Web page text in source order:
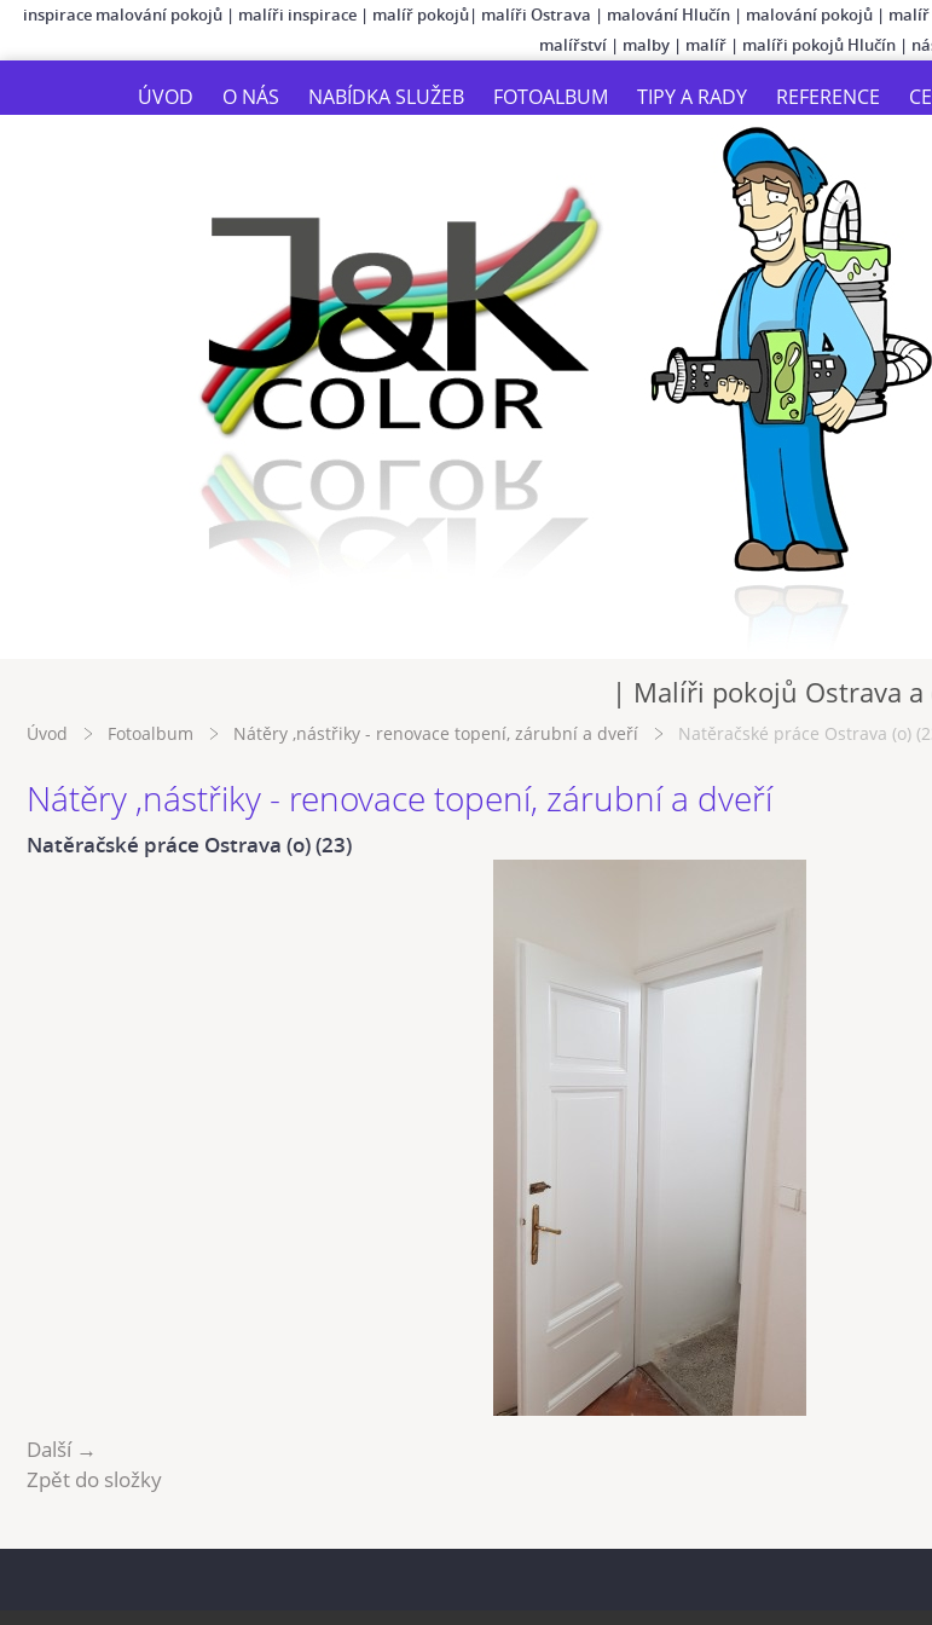
inspirace malování pokojů| malíři inspirace| malíř pokojů| malíři Ostrava | malování Hlučín| malování pokojů| malíř
malířství | malby | malíř | malíři pokojů Hlučín |
ÚVOD O NÁS NABÍDKA SLUŽEB FOTOALBUM TIPY A RADY REFERENCE
| Malíři pokojů Ostrava
Úvod Fotoalbum Nátěry ,nástřiky - renovace topení, zárubní a dveří Natěračské práce Ostrava (o)
Nátěry ,nástřiky - renovace topení, zárubní a dveří
Natěračské práce Ostrava (o) (23)
Další →
Zpět do složky